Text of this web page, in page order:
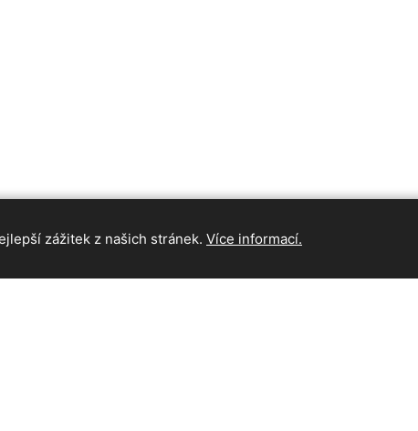
zážitek z našich stránek. Více informací.